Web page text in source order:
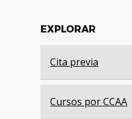
EXPLORAR
Cita previa
Cursos por CCAA